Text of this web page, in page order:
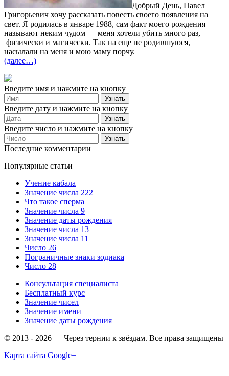
Добрый День, Павел
Григорьевич хочу рассказать повесть своего появления на
свет. Я родилась в январе 1988, сам факт моего рождения
называют неким чудом — меня хотели убить много раз,
физически и магически. Так на еще не родившуюся,
насылали на меня и мою маму порчу.
(далее…)
Введите имя и нажмите на кнопку
Введите дату и нажмите на кнопку
Введите число и нажмите на кнопку
Последние комментарии
Популярные статьи
Учение кабала
Значение числа 222
Что такое сперма
Значение числа 9
Значение даты рождения
Значение числа 13
Значение числа 11
Число 26
Пограничные знаки зодиака
Число 28
Консультация специалиста
Бесплатный курс
Значение чисел
Значение имени
Значение даты рождения
© 2013 - 2026 — Через тернии к звёздам. Все права защищены
Карта сайта Google+